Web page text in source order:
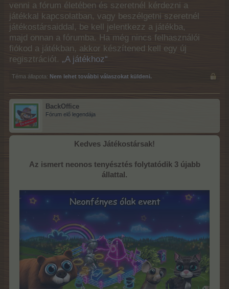
venni a fórum életében és szeretnél kérdezni a
játékkal kapcsolatban, vagy beszélgetni szeretnél
játékostársaiddal, be kell jelentkezz a játékba,
majd onnan a fórumba. Ha még nincs felhasználói
fiókod a játékban, akkor készítened kell egy új
regisztrációt. „A játékhoz“
Téma állapota: Nem lehet további válaszokat küldeni.
BackOffice
Fórum elő legendája
Kedves Játékostársak!
Az ismert neonos tenyésztés folytatódik 3 újabb
állattal.